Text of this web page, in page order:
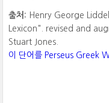
출처: Henry George
Lexicon". revised and
Stuart Jones.
이 단어를 Perseus Greek